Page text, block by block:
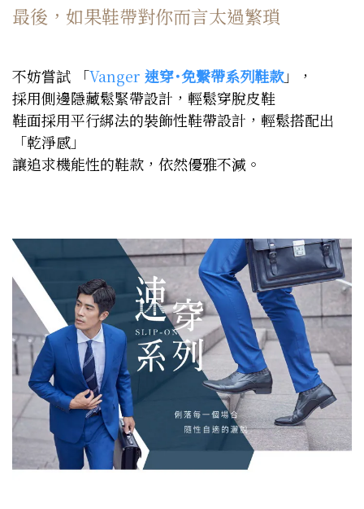
最後，如果鞋帶對你而言太過繁瑣
不妨嘗試 「Vanger 速穿˙免繫帶系列鞋款」，
採用側邊隱藏鬆緊帶設計，輕鬆穿脫皮鞋
鞋面採用平行綁法的裝飾性鞋帶設計，輕鬆搭配出
「乾淨感」
讓追求機能性的鞋款，依然優雅不減。